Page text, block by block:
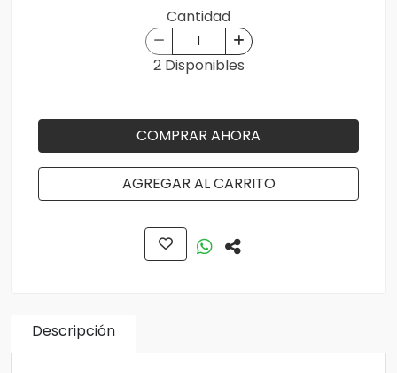
Cantidad
2 Disponibles
COMPRAR AHORA
AGREGAR AL CARRITO
Descripción